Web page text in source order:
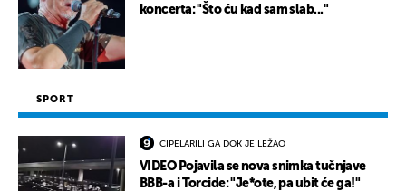
koncerta: "Što ću kad sam slab..."
SPORT
CIPELARILI GA DOK JE LEŽAO
VIDEO Pojavila se nova snimka tučnjave
BBB-a i Torcide: "Je*ote, pa ubit će ga!"